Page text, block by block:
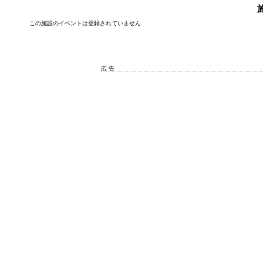
この施設のイベントは登録されていません
広 告